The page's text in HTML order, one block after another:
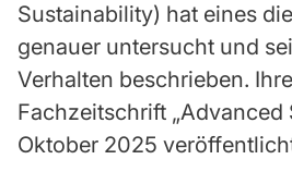
Sustainability) hat eines
genauer untersucht und
Verhalten beschrieben.
Fachzeitschrift „Advanced
Oktober 2025